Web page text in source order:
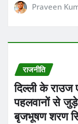
Praveen
राजनीति
दिल्ली के राउज
पहलवानों से जुड़े
बृजभूषण शरण